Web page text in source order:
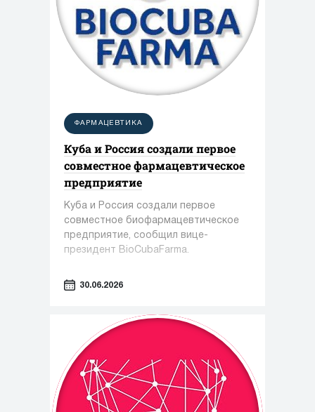
ФАРМАЦЕВТИКА
Куба и Россия создали первое
совместное фармацевтическое
предприятие
Куба и Россия создали первое
совместное биофармацевтическое
предприятие, сообщил вице-
президент BioCubaFarma.
30.06.2026